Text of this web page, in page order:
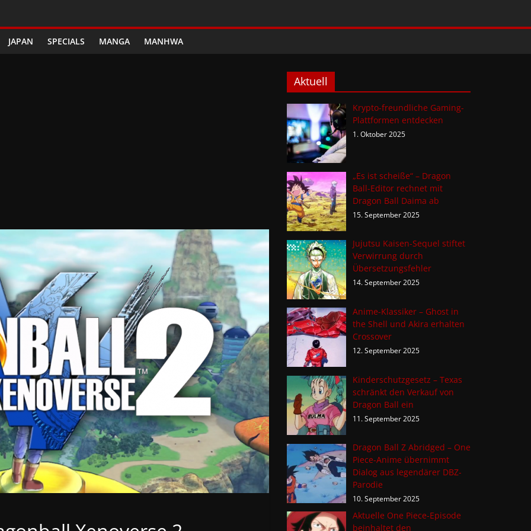
JAPAN SPECIALS MANGA MANHWA
Aktuell
Krypto-freundliche Gaming-
Plattformen entdecken
1. Oktober 2025
„Es ist scheiße“ – Dragon
Ball-Editor rechnet mit
Dragon Ball Daima ab
15. September 2025
Jujutsu Kaisen-Sequel stiftet
Verwirrung durch
Übersetzungsfehler
14. September 2025
Anime-Klassiker – Ghost in
the Shell und Akira erhalten
Crossover
12. September 2025
Kinderschutzgesetz – Texas
schränkt den Verkauf von
Dragon Ball ein
11. September 2025
Dragon Ball Z Abridged – One
Piece-Anime übernimmt
Dialog aus legendärer DBZ-
Parodie
10. September 2025
Aktuelle One Piece-Episode
beinhaltet den